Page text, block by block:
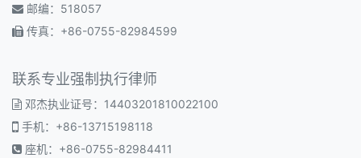
邮编：518057
传真：+86-0755-82984599
联系专业强制执行律师
邓杰执业证号：14403201810022100
手机：+86-13715198118
座机：+86-0755-82984411